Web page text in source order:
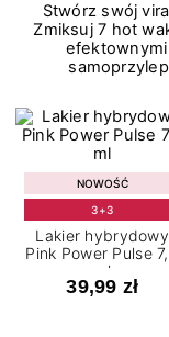
Stwórz swój
Zmiksuj 7 hot
efektownymi
NOWOŚĆ
3+3
Lakier hybrydowy
Pink Power Pulse
ml
39,99 zł